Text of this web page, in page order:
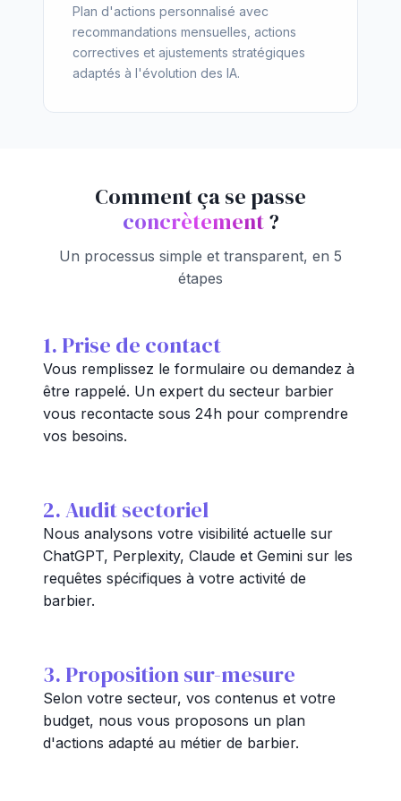
Plan d'actions personnalisé avec
recommandations mensuelles, actions
correctives et ajustements stratégiques
adaptés à l'évolution des IA.
Comment ça se passe
concrètement?
Un processus simple et transparent, en 5
étapes
1. Prise de contact
Vous remplissez le formulaire ou demandez à
être rappelé. Un expert du secteur barbier
vous recontacte sous 24h pour comprendre
vos besoins.
2. Audit sectoriel
Nous analysons votre visibilité actuelle sur
ChatGPT, Perplexity, Claude et Gemini sur les
requêtes spécifiques à votre activité de
barbier.
3. Proposition sur-mesure
Selon votre secteur, vos contenus et votre
budget, nous vous proposons un plan
d'actions adapté au métier de barbier.